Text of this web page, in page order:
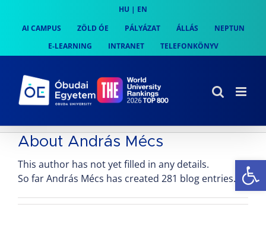
content
HU | EN
AI CAMPUS
ZÖLD ÓE PÁLYÁZAT ÁLLÁS
NEPTUN
E-LEARNING
INTRANET TELEFONKÖNYV
About András Mécs
This author has not yet filled in any details.
So far András Mécs has created 281 blog entries.